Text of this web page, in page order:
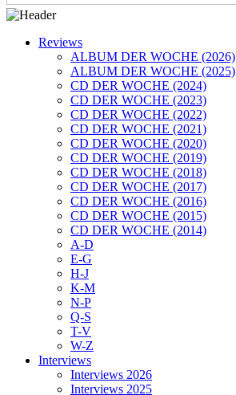
Reviews
ALBUM DER WOCHE (2026)
ALBUM DER WOCHE (2025)
CD DER WOCHE (2024)
CD DER WOCHE (2023)
CD DER WOCHE (2022)
CD DER WOCHE (2021)
CD DER WOCHE (2020)
CD DER WOCHE (2019)
CD DER WOCHE (2018)
CD DER WOCHE (2017)
CD DER WOCHE (2016)
CD DER WOCHE (2015)
CD DER WOCHE (2014)
A-D
E-G
H-J
K-M
N-P
Q-S
T-V
W-Z
Interviews
Interviews 2026
Interviews 2025